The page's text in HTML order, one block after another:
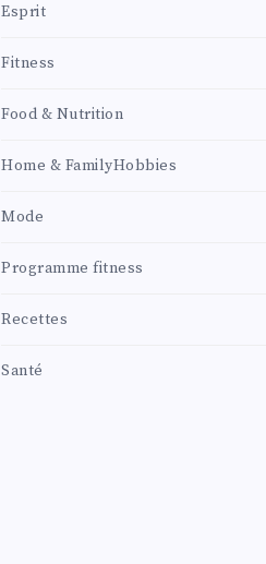
Esprit
Fitness
Food & Nutrition
Home & FamilyHobbies
Mode
Programme fitness
Recettes
Santé